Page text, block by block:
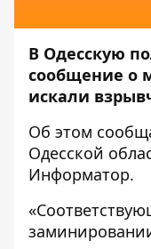
В Одесскую
сообщение о
искали
Об этом
Одесской
Информатор.